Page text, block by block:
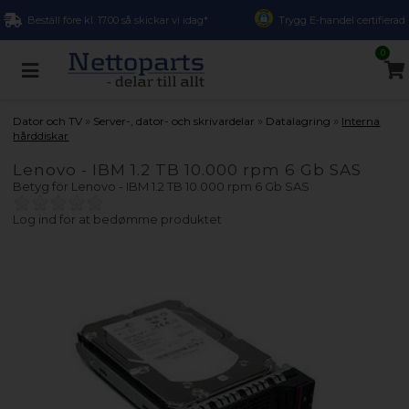
Beställ före kl. 17.00 så skickar vi idag* Trygg E-handel certifierad
0
Dator och TV » Server-, dator- och skrivardelar » Datalagring » Interna
hårddiskar
Lenovo - IBM 1.2 TB 10.000 rpm 6 Gb SAS
Betyg för Lenovo - IBM 1.2 TB 10.000 rpm 6 Gb SAS
Log ind for at bedømme produktet